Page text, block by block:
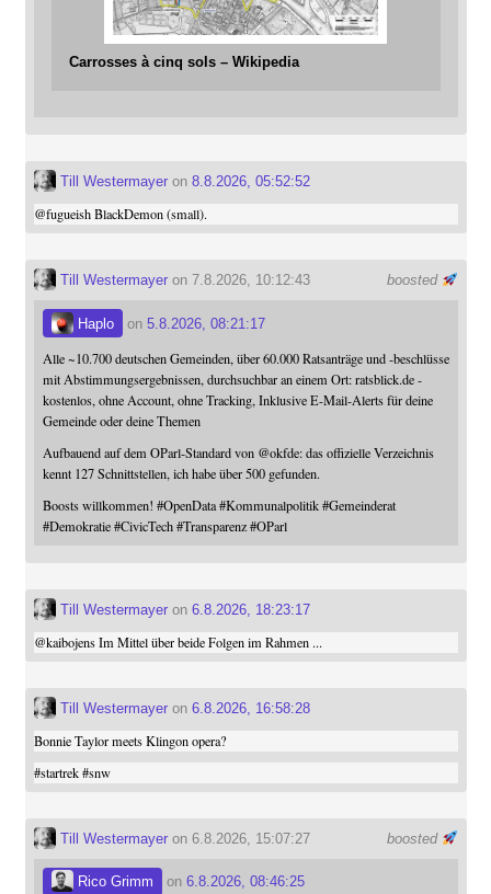
Carrosses à cinq sols – Wikipedia
Till Westermayeron 8.8.2026, 05:52:52
@fugueishBlackDemon (small).
boosted
Till Westermayeron 7.8.2026, 10:12:43
Haplo on 5.8.2026, 08:21:17
Alle ~10.700 deutschen Gemeinden, über 60.000 Ratsanträge und -beschlüsse
mit Abstimmungsergebnissen, durchsuchbar an einem Ort: ratsblick.de -
kostenlos, ohne Account, ohne Tracking, Inklusive E-Mail-Alerts für deine
Gemeinde oder deine Themen
Aufbauend auf dem OParl-Standard von @okfde: das offizielle Verzeichnis
kennt 127 Schnittstellen, ich habe über 500 gefunden.
Boosts willkommen! #OpenData #Kommunalpolitik #Gemeinderat
#Demokratie #CivicTech #Transparenz #OParl
Till Westermayeron 6.8.2026, 18:23:17
@kaibojensIm Mittel über beide Folgen im Rahmen ...
Till Westermayeron 6.8.2026, 16:58:28
Bonnie Taylor meets Klingon opera?
#startrek #snw
boosted
Till Westermayeron 6.8.2026, 15:07:27
Rico Grimm on 6.8.2026, 08:46:25